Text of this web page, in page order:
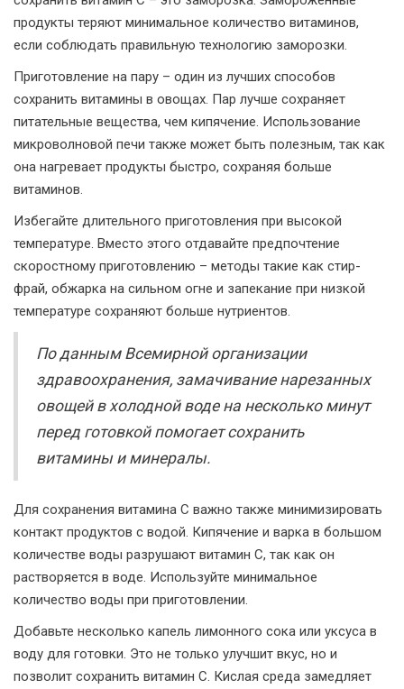
продукты теряют минимальное количество витаминов,
если соблюдать правильную технологию заморозки.
Приготовление на пару – один из лучших способов
сохранить витамины в овощах. Пар лучше сохраняет
питательные вещества, чем кипячение. Использование
микроволновой печи также может быть полезным, так как
она нагревает продукты быстро, сохраняя больше
витаминов.
Избегайте длительного приготовления при высокой
температуре. Вместо этого отдавайте предпочтение
скоростному приготовлению – методы такие как стир-
фрай, обжарка на сильном огне и запекание при низкой
температуре сохраняют больше нутриентов.
По данным Всемирной организации
здравоохранения, замачивание нарезанных
овощей в холодной воде на несколько минут
перед готовкой помогает сохранить
витамины и минералы.
Для сохранения витамина C важно также минимизировать
контакт продуктов с водой. Кипячение и варка в большом
количестве воды разрушают витамин C, так как он
растворяется в воде. Используйте минимальное
количество воды при приготовлении.
Добавьте несколько капель лимонного сока или уксуса в
воду для готовки. Это не только улучшит вкус, но и
позволит сохранить витамин C. Кислая среда замедляет